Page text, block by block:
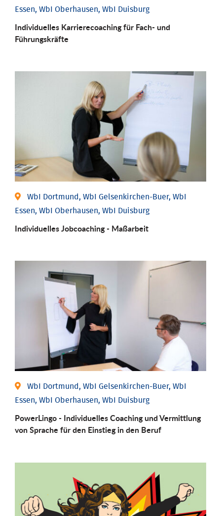
Essen, WbI Oberhausen, WbI Duisburg
Individu­elles Karrierecoaching für Fach-­ und
Führungs­kräfte
WbI Dortmund, WbI Gelsenkirchen-Buer, WbI
Essen, WbI Oberhausen, WbI Duisburg
Individu­elles Job­coaching - Maßarbeit
WbI Dortmund, WbI Gelsenkirchen-Buer, WbI
Essen, WbI Oberhausen, WbI Duisburg
PowerLingo - Individuelles Coaching und Vermittlung
von Sprache für den Einstieg in den Beruf